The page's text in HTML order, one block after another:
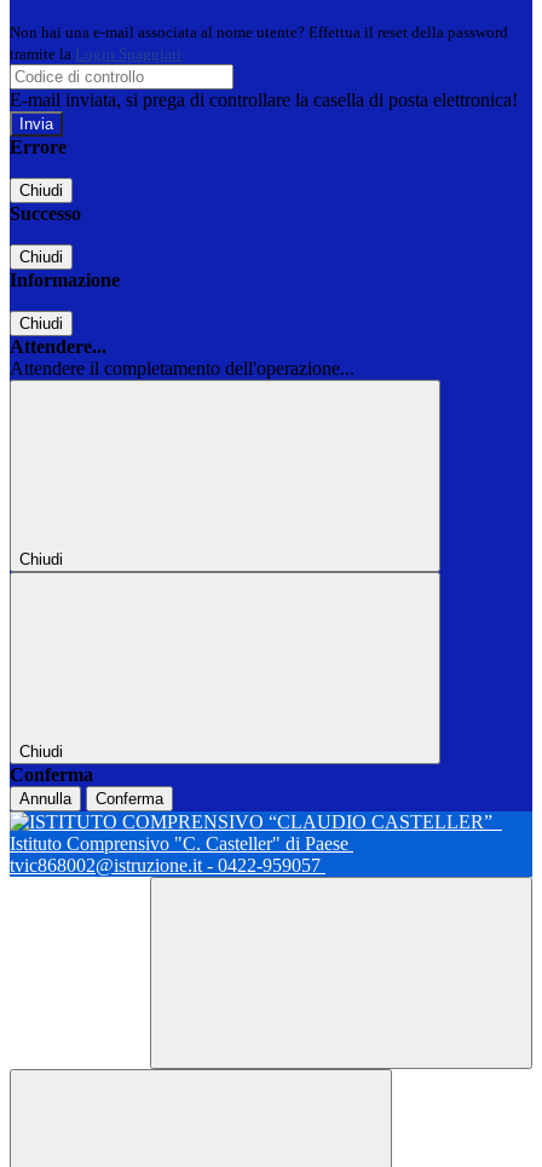
Non hai una e-mail associata al nome utente? Effettua il reset della password
tramite la Login Spaggiari
E-mail inviata, si prega di controllare la casella di posta elettronica!
Errore
Chiudi
Successo
Chiudi
Informazione
Chiudi
Attendere...
Attendere il completamento dell'operazione...
Chiudi
Chiudi
Conferma
Annulla Conferma
Istituto Comprensivo "C. Casteller" di Paese
tvic868002@istruzione.it - 0422-959057